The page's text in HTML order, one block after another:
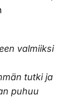
valmiiksi
tutki ja
puhuu